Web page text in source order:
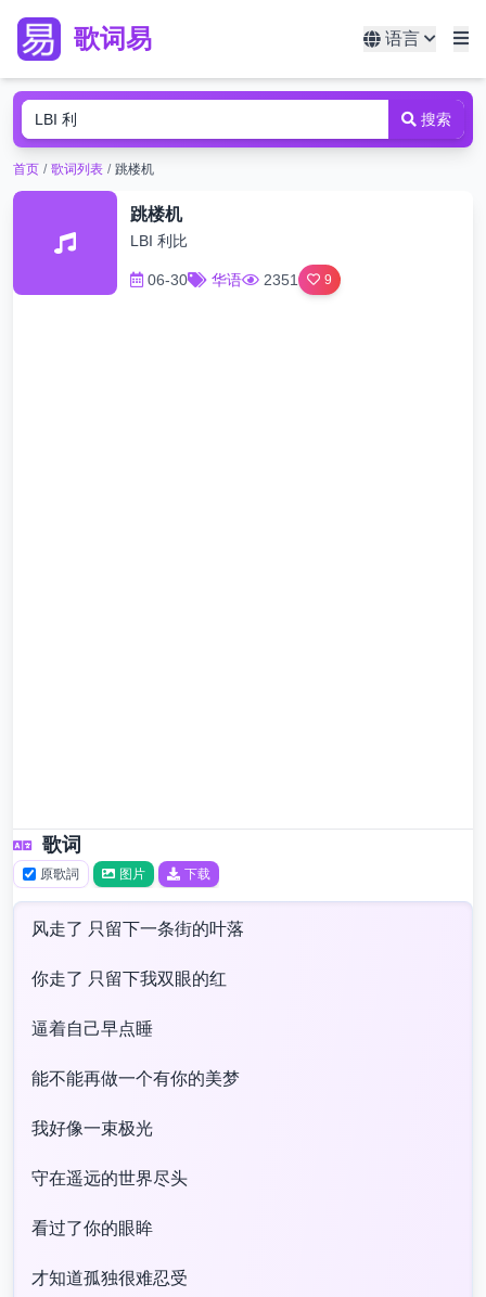
歌词易 语言
搜索
首页 / 歌词列表 / 跳楼机
跳楼机
LBI 利比
06-30 华语 2351 9
歌词
原歌詞 图片 下载
风走了 只留下一条街的叶落​
你走了 只留下我双眼的红​
逼着自己早点睡​
能不能再做一个有你的美梦​
我好像一束极光​
守在遥远的世界尽头​
看过了你的眼眸​
才知道孤独很难忍受​